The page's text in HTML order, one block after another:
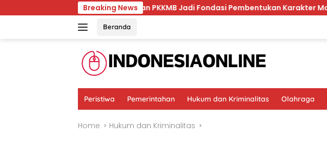
to
Breaking News
Unmul Tegaskan PKKMB Jadi Fondasi Pembentukan Karakter Mahasiswa Baru
Beranda
Peristiwa Pemerintahan Hukum dan Kriminalitas Olahraga
Home Hukum dan Kriminalitas